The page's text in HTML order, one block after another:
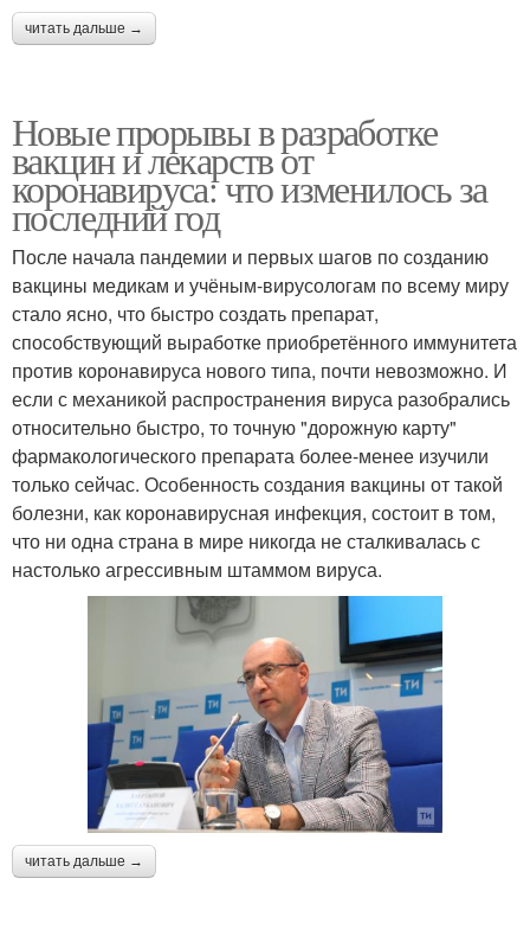
читать дальше →
Новые прорывы в разработке
вакцин и лекарств от
коронавируса: что изменилось за
последний год
После начала пандемии и первых шагов по созданию
вакцины медикам и учёным-вирусологам по всему миру
стало ясно, что быстро создать препарат,
способствующий выработке приобретённого иммунитета
против коронавируса нового типа, почти невозможно. И
если с механикой распространения вируса разобрались
относительно быстро, то точную "дорожную карту"
фармакологического препарата более-менее изучили
только сейчас. Особенность создания вакцины от такой
болезни, как коронавирусная инфекция, состоит в том,
что ни одна страна в мире никогда не сталкивалась с
настолько агрессивным штаммом вируса.
читать дальше →